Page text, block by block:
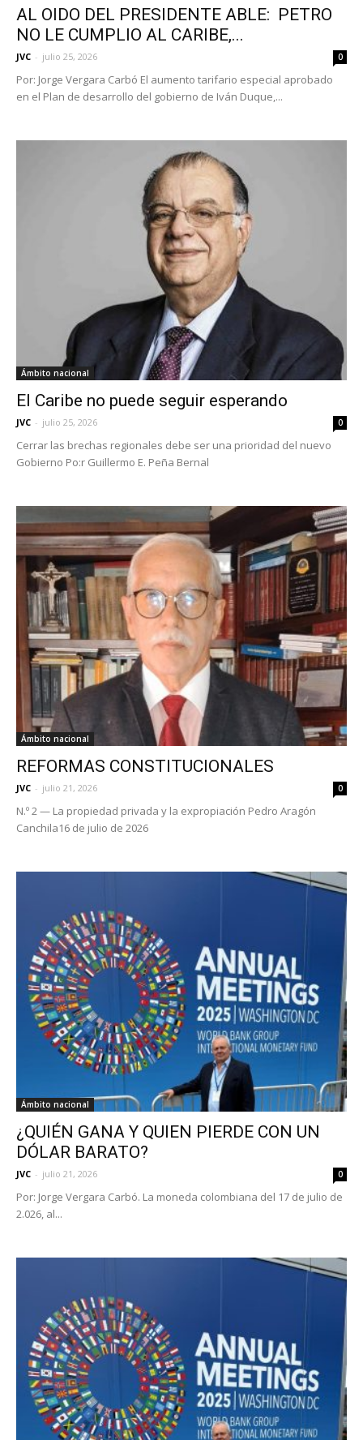
AL OIDO DEL PRESIDENTE ABLE: PETRO
NO LE CUMPLIO AL CARIBE,...
JVC - julio 25, 2026 0
Por: Jorge Vergara Carbó El aumento tarifario especial aprobado
en el Plan de desarrollo del gobierno de Iván Duque,...
Ámbito nacional
El Caribe no puede seguir esperando
JVC - julio 25, 2026 0
Cerrar las brechas regionales debe ser una prioridad del nuevo
Gobierno Po:r Guillermo E. Peña Bernal
Ámbito nacional
REFORMAS CONSTITUCIONALES
JVC - julio 21, 2026 0
N.º 2 — La propiedad privada y la expropiación Pedro Aragón
Canchila16 de julio de 2026
Ámbito nacional
¿QUIÉN GANA Y QUIEN PIERDE CON UN
DÓLAR BARATO?
JVC - julio 21, 2026 0
Por: Jorge Vergara Carbó. La moneda colombiana del 17 de julio de
2.026, al...